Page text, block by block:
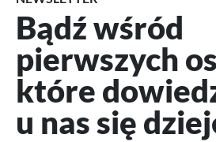
Bądź wśród
pierwszych
które
u nas się